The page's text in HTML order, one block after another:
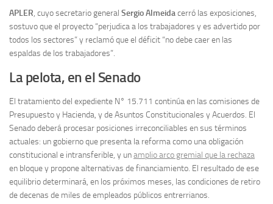
APLER, cuyo secretario general Sergio Almeidacerró las exposiciones,
sostuvo que el proyecto “perjudica a los trabajadores y es advertido por
todos los sectores” y reclamó que el déficit “no debe caer en las
espaldas de los trabajadores”.
La pelota, en el Senado
El tratamiento del expediente N° 15.711 continúa en las comisiones de
Presupuesto y Hacienda, y de Asuntos Constitucionales y Acuerdos. El
Senado deberá procesar posiciones irreconciliables en sus términos
actuales: un gobierno que presenta la reforma como una obligación
constitucional e intransferible, y unamplio arco gremial que la rechaza
en bloque y propone alternativas de financiamiento. El resultado de ese
equilibrio determinará, en los próximos meses, las condiciones de retiro
de decenas de miles de empleados públicos entrerrianos.